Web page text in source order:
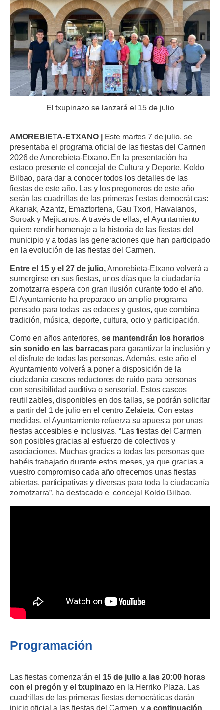
El txupinazo se lanzará el 15 de julio
AMOREBIETA-ETXANO | Este martes 7 de julio, se
presentaba el programa oficial de las fiestas del Carmen
2026 de Amorebieta-Etxano. En la presentación ha
estado presente el concejal de Cultura y Deporte, Koldo
Bilbao, para dar a conocer todos los detalles de las
fiestas de este año. Las y los pregoneros de este año
serán las cuadrillas de las primeras fiestas democráticas:
Akarrak, Azantz, Emaztortena, Gau Txori, Hawaianos,
Soroak y Mejicanos. A través de ellas, el Ayuntamiento
quiere rendir homenaje a la historia de las fiestas del
municipio y a todas las generaciones que han participado
en la evolución de las fiestas del Carmen.
Entre el 15 y el 27 de julio,Amorebieta-Etxano volverá a
sumergirse en sus fiestas, unos días que la ciudadanía
zornotzarra espera con gran ilusión durante todo el año.
El Ayuntamiento ha preparado un amplio programa
pensado para todas las edades y gustos, que combina
tradición, música, deporte, cultura, ocio y participación.
Como en años anteriores, se mantendrán los horarios
sin sonido en las barracas para garantizar la inclusión y
el disfrute de todas las personas. Además, este año el
Ayuntamiento volverá a poner a disposición de la
ciudadanía cascos reductores de ruido para personas
con sensibilidad auditiva o sensorial. Estos cascos
reutilizables, disponibles en dos tallas, se podrán solicitar
a partir del 1 de julio en el centro Zelaieta. Con estas
medidas, el Ayuntamiento refuerza su apuesta por unas
fiestas accesibles e inclusivas. “Las fiestas del Carmen
son posibles gracias al esfuerzo de colectivos y
asociaciones. Muchas gracias a todas las personas que
habéis trabajado durante estos meses, ya que gracias a
vuestro compromiso cada año ofrecemos unas fiestas
abiertas, participativas y diversas para toda la ciudadanía
zornotzarra”, ha destacado el concejal Koldo Bilbao.
Programación
Las fiestas comenzarán el 15 de julio a las 20:00 horas
con el pregón y el txupinazo en la Herriko Plaza. Las
cuadrillas de las primeras fiestas democráticas darán
inicio oficial a las fiestas del Carmen, y a continuación